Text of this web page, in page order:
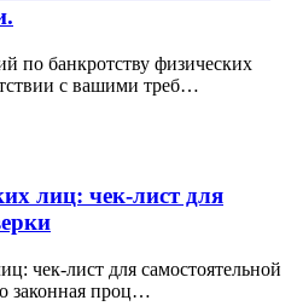
по банкротству физических
с вашими треб…
лиц: чек-лист для
чек-лист для самостоятельной
законная проц…